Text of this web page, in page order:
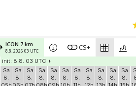
ICON 7 km
8.8. 2026 03 UTC CS+
init: 8.8. 03 UTC
Sa
8.
Sa
8.
Sa
8.
Sa
8.
Sa
8.
Sa
8.
Sa
8.
Sa
8.
Sa
8.
Sa
8.
Sa
8.